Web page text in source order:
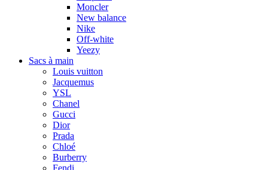
Moncler
New balance
Nike
Off-white
Yeezy
Sacs à main
Louis vuitton
Jacquemus
YSL
Chanel
Gucci
Dior
Prada
Chloé
Burberry
Fendi